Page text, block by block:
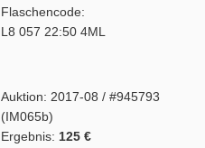
Flaschencode:
L8 057 22:50 4ML
Auktion: 2017-08 / #945793
(IM065b)
Ergebnis: 125 €